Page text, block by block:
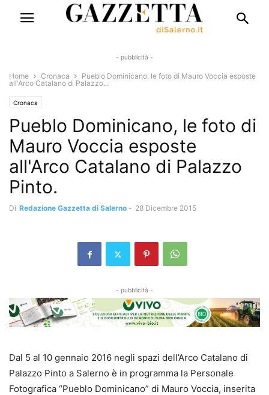
- pubblicità -
Home Cronaca
Pueblo Dominicano, le foto di Mauro Voccia esposte
all'Arco Catalano di Palazzo...
Cronaca
Pueblo Dominicano, le foto di
Mauro Voccia esposte
all'Arco Catalano di Palazzo
Pinto.
Di Redazione Gazzetta di Salerno - 28 Dicembre 2015
- pubblicità -
Dal 5 al 10 gennaio 2016 negli spazi dell’Arco Catalano di
Palazzo Pinto a Salerno è in programma la Personale
Fotografica “Pueblo Dominicano” di Mauro Voccia, inserita